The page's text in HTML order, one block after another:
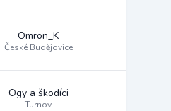
Omron_K
České Budějovice
Ogy a škodíci
Turnov